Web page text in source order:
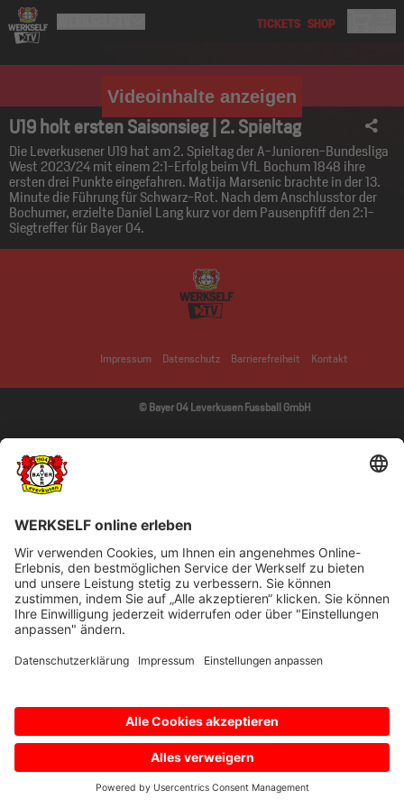
Videoinhalte anzeigen
U19 holt ersten Saisonsieg | 2. Spieltag
Die Leverkusener U19 hat am 2. Spieltag der A-Junioren-Bundesliga
West 2023/24 mit einem 2:1-Erfolg beim VfL Bochum 1848 ihre
ersten drei Punkte eingefahren. Matija Marsenic brachte in der 13.
Minute die Führung für Schwarz-Rot. Nach dem Anschlusstor der
Bochumer, erzielte Daniel Lang kurz vor dem Pausenpfiff den 2:1-
Siegtreffer für Bayer 04.
Impressum Datenschutz Barrierefreiheit Kontakt
© Bayer 04 Leverkusen Fussball GmbH